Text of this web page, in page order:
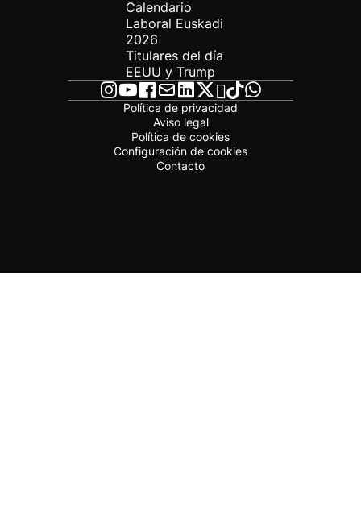
Calendario
Laboral Euskadi
2026
Titulares del día
EEUU y Trump
Política de privacidad
Aviso legal
Política de cookies
Configuración de cookies
Contacto